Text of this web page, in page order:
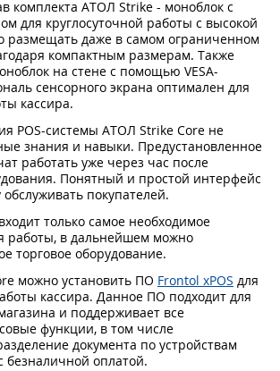
комплекта АТОЛ Strike - моноблок с
для круглосуточной работы с высокой
размещать даже в самом ограниченном
компактным размерам. Также
на стене с помощью VESA-
сенсорного экрана оптимален для
кассира.
POS-системы АТОЛ Strike Core не
знания и навыки. Предустановленное
работать уже через час после
Понятный и простой интерфейс
обслуживать покупателей.
только самое необходимое
работы, в дальнейшем можно
торговое оборудование.
можно установить ПО Frontol xPOS для
кассира. Данное ПО подходит для
и поддерживает все
функции, в том числе
документа по устройствам
безналичной оплатой.